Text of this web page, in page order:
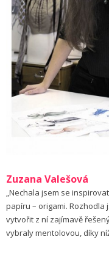
Zuzana Valešová
„Nechala jsem se
papíru – origami. Rozhodla
vytvořit z ní zajímavě
vybraly mentolovou, díky